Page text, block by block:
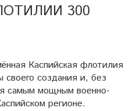
300
Каспийская флотилия
создания и, без
самым мощным военно-
регионе.